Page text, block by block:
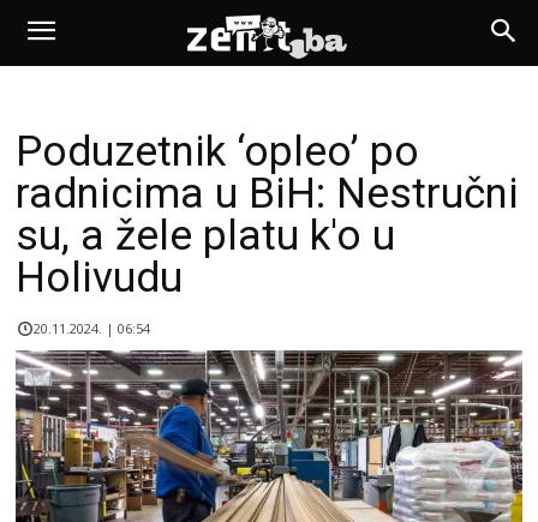
Poduzetnik ‘opleo’ po
radnicima u BiH: Nestručni
su, a žele platu k'o u
Holivudu
20.11.2024. | 06:54